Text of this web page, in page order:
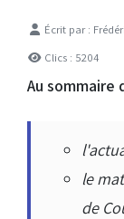
DétailsÉcrit par :
Clics : 5204
Au sommaire
le
de